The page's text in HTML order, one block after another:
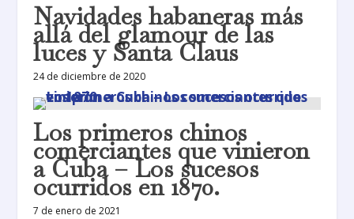
Navidades habaneras más
allá del glamour de las
luces y Santa Claus
24 de diciembre de 2020
Los primeros chinos
comerciantes que vinieron
a Cuba – Los sucesos
ocurridos en 1870.
7 de enero de 2021